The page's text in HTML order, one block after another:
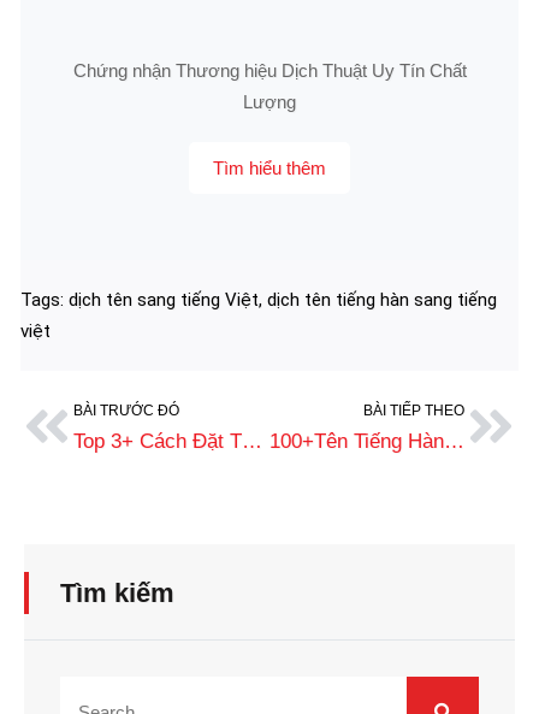
Chứng nhận Thương hiệu Dịch Thuật Uy Tín Chất
Lượng
Tìm hiểu thêm
Tags: dịch tên sang tiếng Việt, dịch tên tiếng hàn sang tiếng
việt
BÀI TRƯỚC ĐÓ
Top 3+ Cách Đặt Tên Tiếng Hàn Cho Nam Nữ Hay, Ý Nghĩa Nhất
BÀI TIẾP THEO
100+Tên Tiếng Hàn Hay Cho Nam, Con Trai Mang Ý Nghĩa Tốt Đẹp
Tìm kiếm